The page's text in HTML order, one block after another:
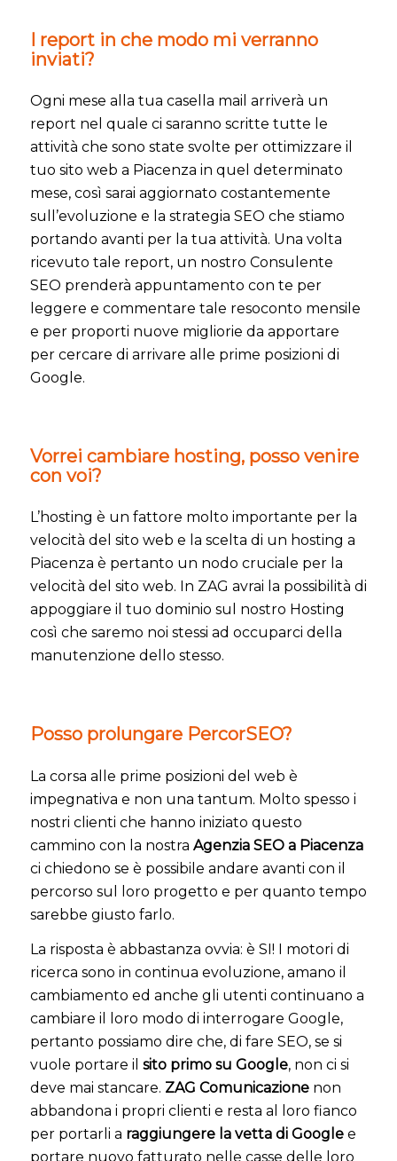
I report in che modo mi verranno
inviati?
Ogni mese alla tua casella mail arriverà un
report nel quale ci saranno scritte tutte le
attività che sono state svolte per ottimizzare il
tuo sito web a Piacenza in quel determinato
mese, così sarai aggiornato costantemente
sull’evoluzione e la strategia SEO che stiamo
portando avanti per la tua attività. Una volta
ricevuto tale report, un nostro Consulente
SEO prenderà appuntamento con te per
leggere e commentare tale resoconto mensile
e per proporti nuove migliorie da apportare
per cercare di arrivare alle prime posizioni di
Google.
Vorrei cambiare hosting, posso venire
con voi?
L’hosting è un fattore molto importante per la
velocità del sito web e la scelta di un hosting a
Piacenza è pertanto un nodo cruciale per la
velocità del sito web. In ZAG avrai la possibilità di
appoggiare il tuo dominio sul nostro Hosting
così che saremo noi stessi ad occuparci della
manutenzione dello stesso.
Posso prolungare PercorSEO?
La corsa alle prime posizioni del web è
impegnativa e non una tantum. Molto spesso i
nostri clienti che hanno iniziato questo
cammino con la nostra Agenzia SEO a Piacenza
ci chiedono se è possibile andare avanti con il
percorso sul loro progetto e per quanto tempo
sarebbe giusto farlo.
La risposta è abbastanza ovvia: è SI! I motori di
ricerca sono in continua evoluzione, amano il
cambiamento ed anche gli utenti continuano a
cambiare il loro modo di interrogare Google,
pertanto possiamo dire che, di fare SEO, se si
vuole portare il sito primo su Google, non ci si
deve mai stancare. ZAG Comunicazionenon
abbandona i propri clienti e resta al loro fianco
per portarli a raggiungere la vetta di Googlee
portare nuovo fatturato nelle casse delle loro